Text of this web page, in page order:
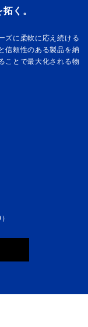
く。
ズに柔軟に応え続ける
信頼性のある製品を納
ことで最大化される物